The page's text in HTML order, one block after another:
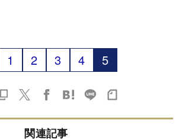
1 2 3 4 5
関連記事